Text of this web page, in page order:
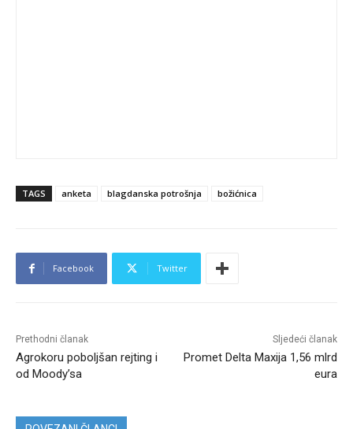
TAGS anketa blagdanska potrošnja božićnica
Facebook Twitter
Prethodni članak
Agrokoru poboljšan rejting i
od Moody’sa
Sljedeći članak
Promet Delta Maxija 1,56 mlrd
eura